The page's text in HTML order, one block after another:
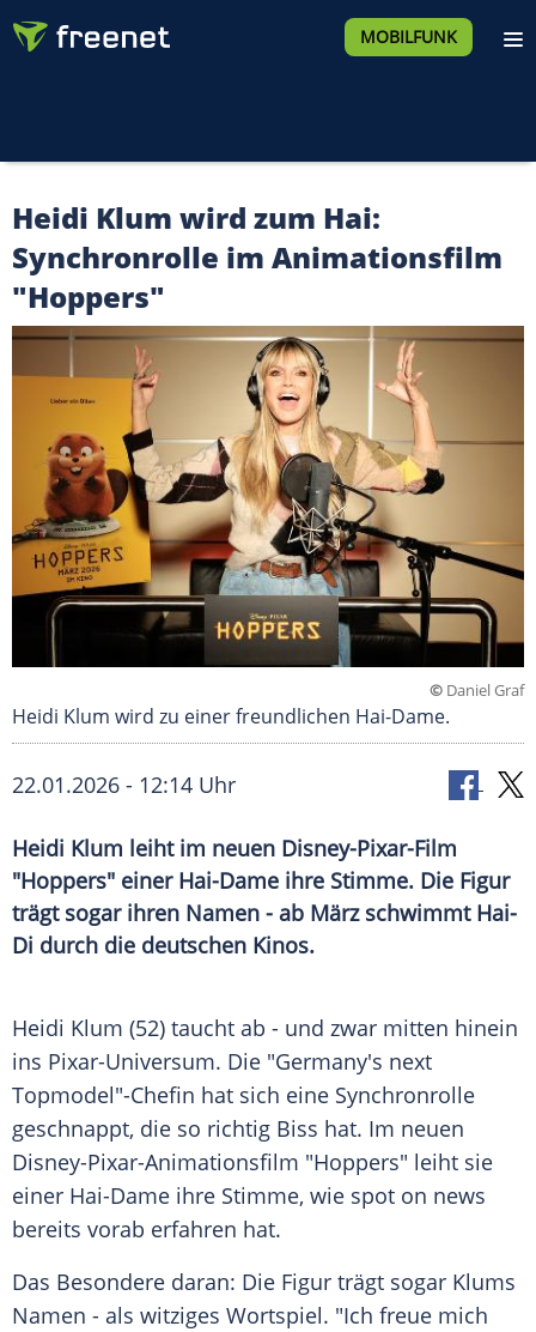
MOBILFUNK
Heidi Klum wird zum Hai:
Synchronrolle im Animationsfilm
"Hoppers"
© Daniel Graf
Heidi Klum wird zu einer freundlichen Hai-Dame.
22.01.2026 - 12:14 Uhr
Heidi Klum leiht im neuen Disney-Pixar-Film
"Hoppers" einer Hai-Dame ihre Stimme. Die Figur
trägt sogar ihren Namen - ab März schwimmt Hai-
Di durch die deutschen Kinos.
Heidi Klum (52) taucht ab - und zwar mitten hinein
ins Pixar-Universum. Die "Germany's next
Topmodel"-Chefin hat sich eine Synchronrolle
geschnappt, die so richtig Biss hat. Im neuen
Disney-Pixar-Animationsfilm "Hoppers" leiht sie
einer Hai-Dame ihre Stimme, wie spot on news
bereits vorab erfahren hat.
Das Besondere daran: Die Figur trägt sogar Klums
Namen - als witziges Wortspiel. "Ich freue mich